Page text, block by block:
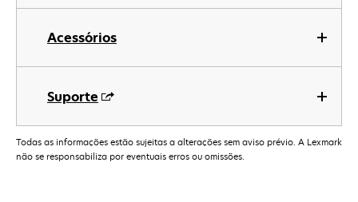
Acessórios
Suporte
Todas as informações estão sujeitas a alterações sem aviso prévio. A Lexmark
não se responsabiliza por eventuais erros ou omissões.